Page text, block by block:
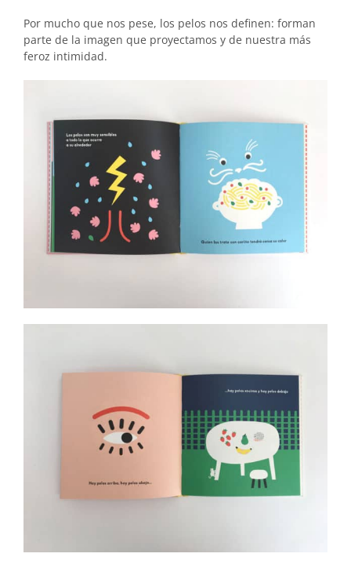
Por mucho que nos pese, los pelos nos definen: forman
parte de la imagen que proyectamos y de nuestra más
feroz intimidad.